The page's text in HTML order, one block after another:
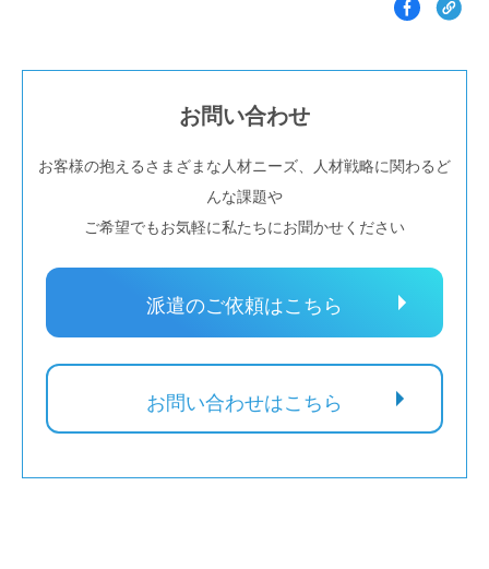
お問い合わせ
お客様の抱えるさまざまな人材ニーズ、人材戦略に関わるど
んな課題や
ご希望でもお気軽に私たちにお聞かせください
派遣のご依頼はこちら
お問い合わせはこちら